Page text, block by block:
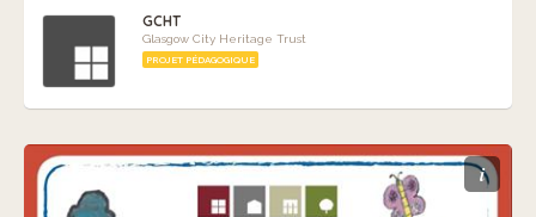
GCHT
Glasgow City Heritage Trust
PROJET PÉDAGOGIQUE
i